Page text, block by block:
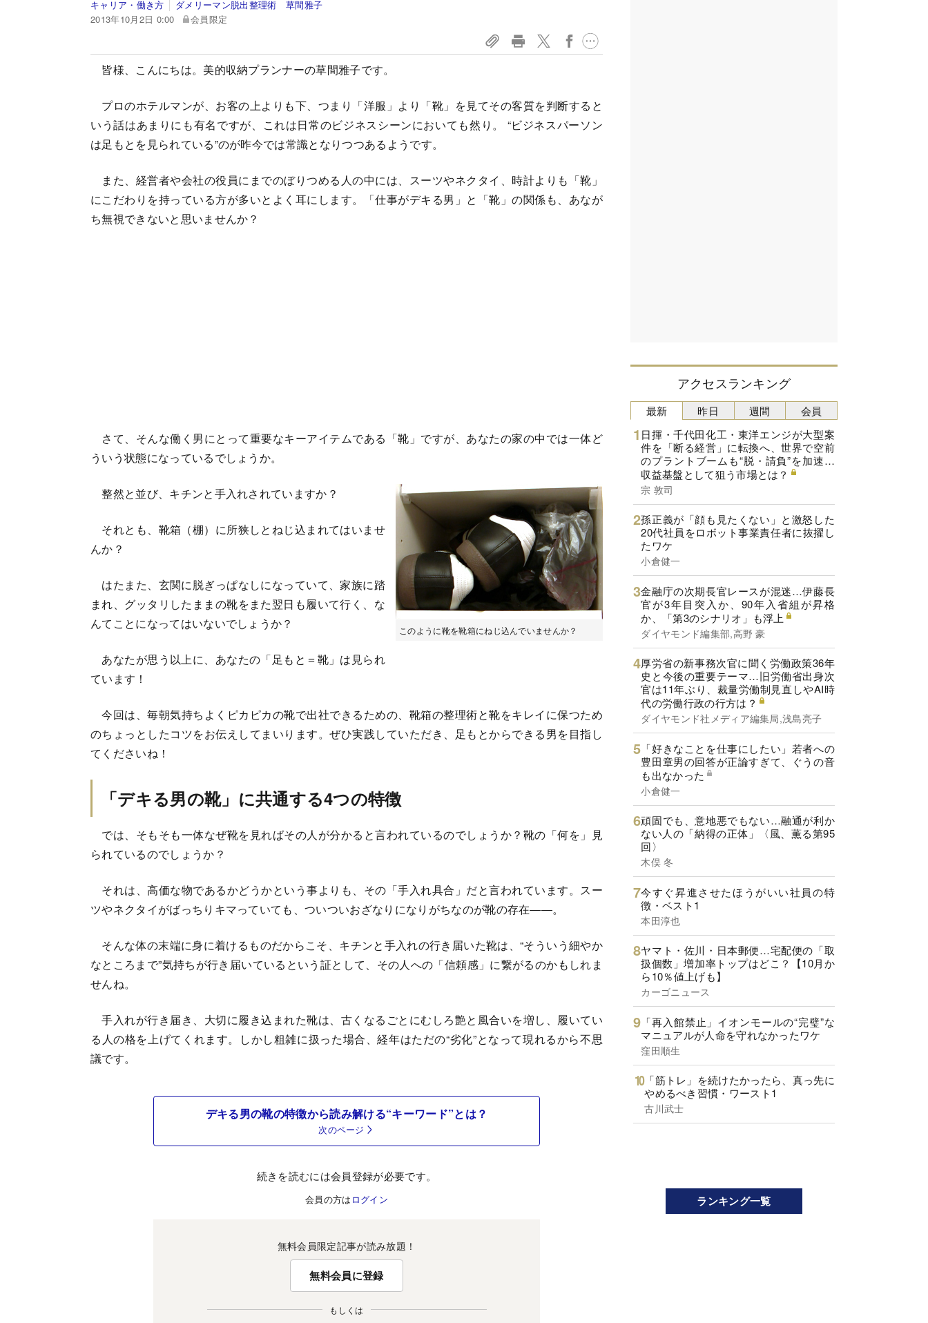
キャリア・働き方
ダメリーマン脱出整理術 草間雅子
2013年10月2日 0:00
会員限定
皆様、こんにちは。美的収納プランナーの草間雅子です。
プロのホテルマンが、お客の上よりも下、つまり「洋服」より「靴」を見てその客質を判断すると
いう話はあまりにも有名ですが、これは日常のビジネスシーンにおいても然り。 “ビジネスパーソン
は足もとを見られている”のが昨今では常識となりつつあるようです。
また、経営者や会社の役員にまでのぼりつめる人の中には、スーツやネクタイ、時計よりも「靴」
にこだわりを持っている方が多いとよく耳にします。「仕事がデキる男」と「靴」の関係も、あなが
ち無視できないと思いませんか？
さて、そんな働く男にとって重要なキーアイテムである「靴」ですが、あなたの家の中では一体ど
ういう状態になっているでしょうか。
このように靴を靴箱にねじ込んでいませんか？
整然と並び、キチンと手入れされていますか？
それとも、靴箱（棚）に所狭しとねじ込まれてはいませ
んか？
はたまた、玄関に脱ぎっぱなしになっていて、家族に踏
まれ、グッタリしたままの靴をまた翌日も履いて行く、な
んてことになってはいないでしょうか？
あなたが思う以上に、あなたの「足もと＝靴」は見られ
ています！
今回は、毎朝気持ちよくピカピカの靴で出社できるための、靴箱の整理術と靴をキレイに保つため
のちょっとしたコツをお伝えしてまいります。ぜひ実践していただき、足もとからできる男を目指し
てくださいね！
「デキる男の靴」に共通する4つの特徴
では、そもそも一体なぜ靴を見ればその人が分かると言われているのでしょうか？靴の「何を」見
られているのでしょうか？
それは、高価な物であるかどうかという事よりも、その「手入れ具合」だと言われています。スー
ツやネクタイがばっちりキマっていても、ついついおざなりになりがちなのが靴の存在――。
そんな体の末端に身に着けるものだからこそ、キチンと手入れの行き届いた靴は、“そういう細やか
なところまで”気持ちが行き届いているという証として、その人への「信頼感」に繋がるのかもしれま
せんね。
手入れが行き届き、大切に履き込まれた靴は、古くなるごとにむしろ艶と風合いを増し、履いてい
る人の格を上げてくれます。しかし粗雑に扱った場合、経年はただの“劣化”となって現れるから不思
議です。
デキる男の靴の特徴から読み解ける“キーワード”とは？
次のページ
続きを読むには会員登録が必要です。
会員の方は ログイン
無料会員限定記事が読み放題！
無料会員に登録
もしくは
アクセスランキング
最新
日揮・千代田化工・東洋エンジが大型案
件を「断る経営」に転換へ、世界で空前
のプラントブームも“脱・請負”を加速…
収益基盤として狙う市場とは？
宗 敦司
孫正義が「顔も見たくない」と激怒した
20代社員をロボット事業責任者に抜擢し
たワケ
小倉健一
金融庁の次期長官レースが混迷…伊藤長
官が3年目突入か、90年入省組が昇格
か、「第3のシナリオ」も浮上
ダイヤモンド編集部,高野 豪
厚労省の新事務次官に聞く労働政策36年
史と今後の重要テーマ…旧労働省出身次
官は11年ぶり、裁量労働制見直しやAI時
代の労働行政の行方は？
ダイヤモンド社メディア編集局,浅島亮子
「好きなことを仕事にしたい」若者への
豊田章男の回答が正論すぎて、ぐうの音
も出なかった
小倉健一
頑固でも、意地悪でもない…融通が利か
ない人の「納得の正体」〈風、薫る第95
回〉
木俣 冬
今すぐ昇進させたほうがいい社員の特
徴・ベスト1
本田淳也
ヤマト・佐川・日本郵便…宅配便の「取
扱個数」増加率トップはどこ？【10月か
ら10％値上げも】
カーゴニュース
「再入館禁止」イオンモールの“完璧”な
マニュアルが人命を守れなかったワケ
窪田順生
「筋トレ」を続けたかったら、真っ先に
やめるべき習慣・ワースト1
古川武士
昨日 週間 会員
ランキング一覧